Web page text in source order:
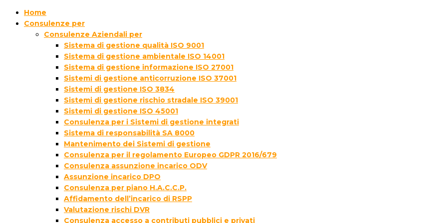
Home
Consulenze per
Consulenze Aziendali per
Sistema di gestione qualità ISO 9001
Sistema di gestione ambientale ISO 14001
Sistema di gestione informazione ISO 27001
Sistemi di gestione anticorruzione ISO 37001
Sistemi di gestione ISO 3834
Sistemi di gestione rischio stradale ISO 39001
Sistemi di gestione ISO 45001
Consulenza per i Sistemi di gestione integrati
Sistema di responsabilità SA 8000
Mantenimento dei Sistemi di gestione
Consulenza per il regolamento Europeo GDPR 2016/679
Consulenza assunzione incarico ODV
Assunzione incarico DPO
Consulenza per piano H.A.C.C.P.
Affidamento dell’incarico di RSPP
Valutazione rischi DVR
Consulenza accesso a contributi pubblici e privati